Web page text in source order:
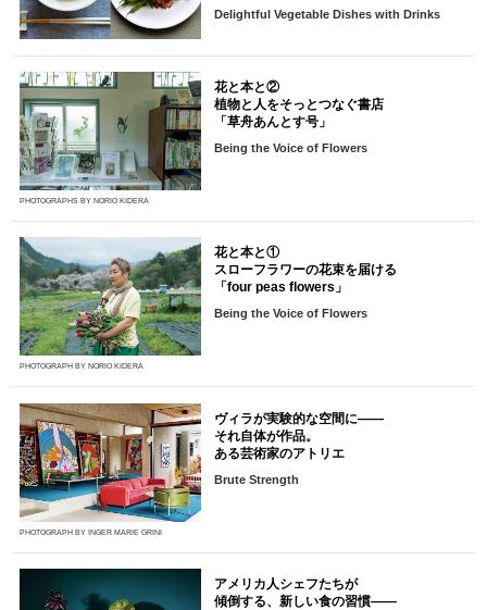
Delightful Vegetable Dishes with Drinks
PHOTOGRAPHS BY NORIO KIDERA
花と本と②
植物と人をそっとつなぐ書店
「草舟あんとす号」
Being the Voice of Flowers
PHOTOGRAPH BY NORIO KIDERA
花と本と①
スローフラワーの花束を届ける
「four peas flowers」
Being the Voice of Flowers
PHOTOGRAPH BY INGER MARIE GRINI
ヴィラが実験的な空間に――
それ自体が作品。
ある芸術家のアトリエ
Brute Strength
アメリカ人シェフたちが
傾倒する、新しい食の習慣――